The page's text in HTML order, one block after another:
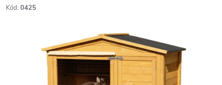
Kód: 0425